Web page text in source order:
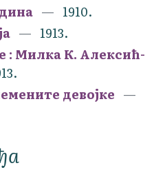
1910.
1913.
: Милка К. Алексић-
девојке